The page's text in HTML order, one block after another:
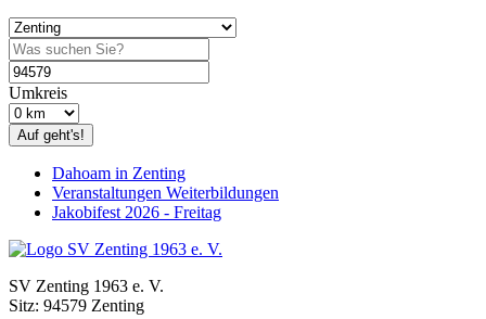
Umkreis
Auf geht's!
Dahoam in Zenting
Veranstaltungen Weiterbildungen
Jakobifest 2026 - Freitag
SV Zenting 1963 e. V.
Sitz: 94579 Zenting